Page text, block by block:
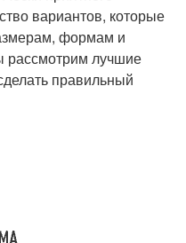
вариантов, которые
формам и
рассмотрим лучшие
правильный